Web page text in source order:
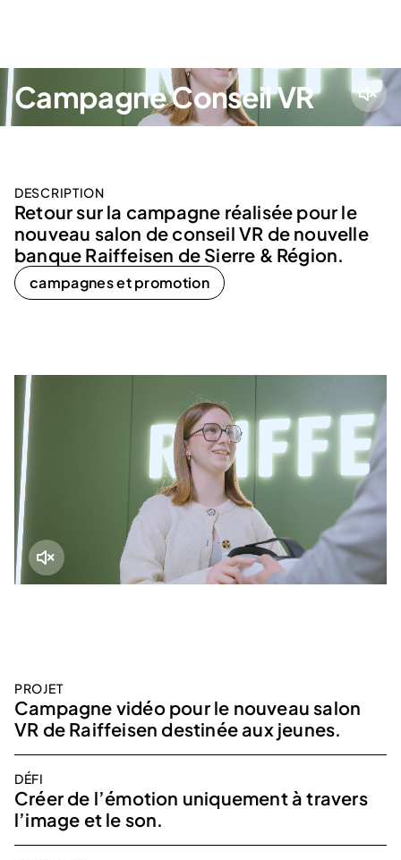
Campagne Conseil VR
DESCRIPTION
Retour sur la campagne réalisée pour le
nouveau salon de conseil VR de nouvelle
banque Raiffeisen de Sierre & Région.
campagnes et promotion
PROJET
Campagne vidéo pour le nouveau salon
VR de Raiffeisen destinée aux jeunes.
DÉFI
Créer de l’émotion uniquement à travers
l’image et le son.